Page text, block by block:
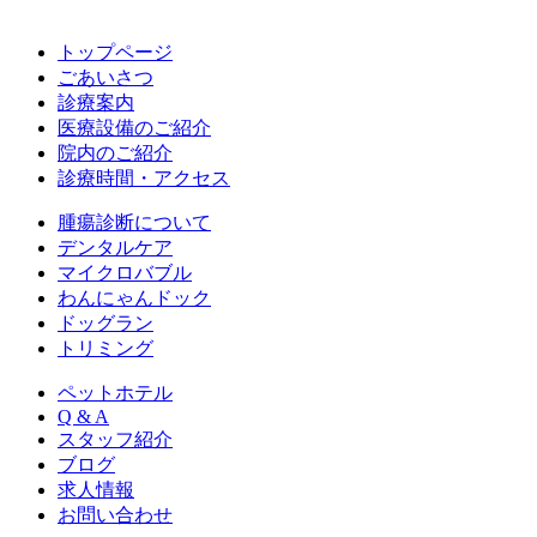
トップページ
ごあいさつ
診療案内
医療設備のご紹介
院内のご紹介
診療時間・アクセス
腫瘍診断について
デンタルケア
マイクロバブル
わんにゃんドック
ドッグラン
トリミング
ペットホテル
Q & A
スタッフ紹介
ブログ
求人情報
お問い合わせ